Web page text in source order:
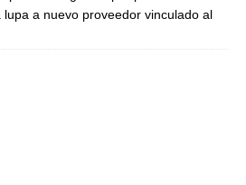
a nuevo proveedor vinculado al